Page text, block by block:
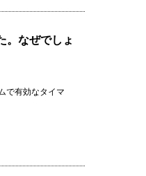
。なぜでしょ
で有効なタイマ